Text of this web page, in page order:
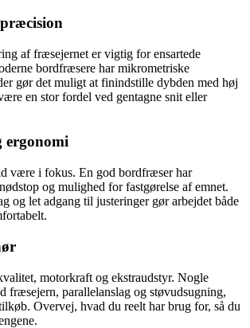
af fræsejernet er vigtig for ensartede
bordfræsere har mikrometriske
gør det muligt at finindstille dybden med høj
en stor fordel ved gentagne snit eller
ergonomi
være i fokus. En god bordfræser har
og mulighed for fastgørelse af emnet.
og let adgang til justeringer gør arbejdet både
motorkraft og ekstraudstyr. Nogle
fræsejern, parallelanslag og støvudsugning,
Overvej, hvad du reelt har brug for, så du